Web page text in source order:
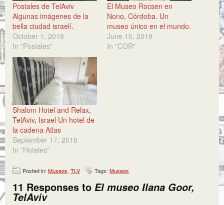
Postales de TelAviv
Algunas imágenes de la
bella ciudad israelí.
October 1, 2018
In "Postales"
El Museo Rocsen en
Nono, Córdoba. Un
museo único en el mundo.
June 10, 2019
In "COR"
Shalom Hotel and Relax,
TelAviv, Israel Un hotel de
la cadena Atlas
September 17, 2018
In "Hoteles"
Posted in: Museos, TLV Tags: Museos
11 Responses to El museo Ilana Goor,
TelAviv